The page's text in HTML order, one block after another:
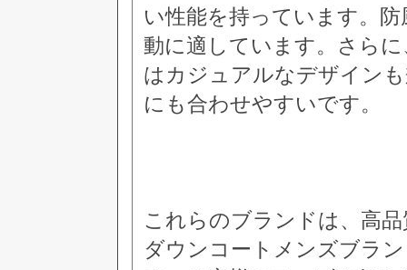
い性能を持っています。
動に適しています。さら
はカジュアルなデザイン
にも合わせやすいです。
これらのブランドは、高
ダウンコートメンズブラ